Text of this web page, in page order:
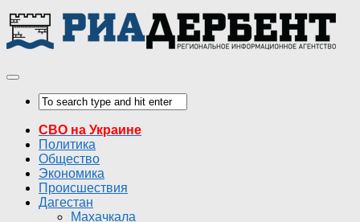
СВО на Украине
Политика
Общество
Экономика
Происшествия
Дагестан
Махачкала